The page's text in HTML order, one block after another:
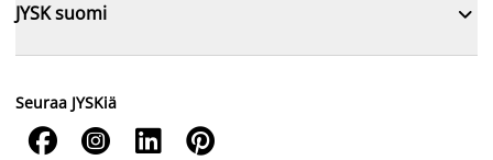
JYSK suomi 
Seuraa JYSKiä
   